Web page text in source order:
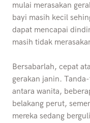
mulai merasakan
bayi masih kecil
dapat mencapai
masih tidak
Bersabarlah, cepat
gerakan janin.
antara wanita,
belakang perut,
mereka sedang